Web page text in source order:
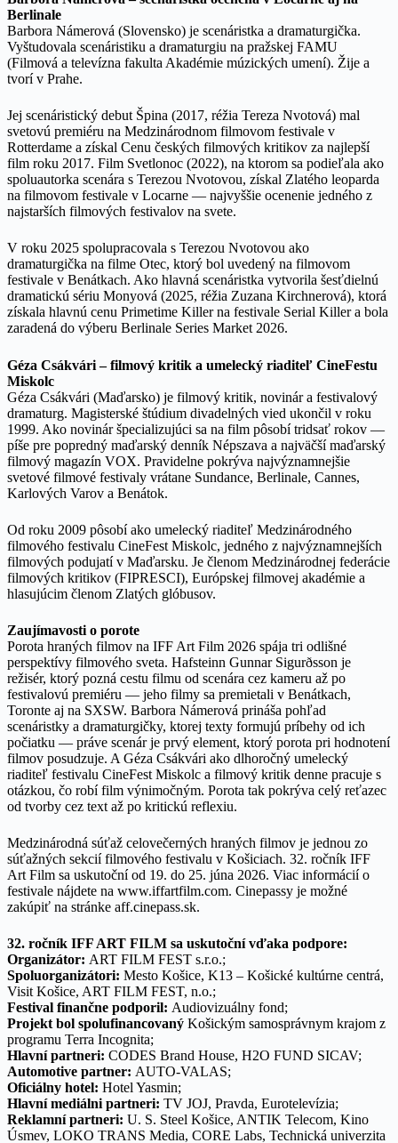
Berlinale
Barbora Námerová (Slovensko) je scenáristka a dramaturgička.
Vyštudovala scenáristiku a dramaturgiu na pražskej FAMU
(Filmová a televízna fakulta Akadémie múzických umení). Žije a
tvorí v Prahe.
Jej scenáristický debut Špina (2017, réžia Tereza Nvotová) mal
svetovú premiéru na Medzinárodnom filmovom festivale v
Rotterdame a získal Cenu českých filmových kritikov za najlepší
film roku 2017. Film Svetlonoc (2022), na ktorom sa podieľala ako
spoluautorka scenára s Terezou Nvotovou, získal Zlatého leoparda
na filmovom festivale v Locarne — najvyššie ocenenie jedného z
najstarších filmových festivalov na svete.
V roku 2025 spolupracovala s Terezou Nvotovou ako
dramaturgička na filme Otec, ktorý bol uvedený na filmovom
festivale v Benátkach. Ako hlavná scenáristka vytvorila šesťdielnú
dramatickú sériu Monyová (2025, réžia Zuzana Kirchnerová), ktorá
získala hlavnú cenu Primetime Killer na festivale Serial Killer a bola
zaradená do výberu Berlinale Series Market 2026.
Géza Csákvári – filmový kritik a umelecký riaditeľ CineFestu
Miskolc
Géza Csákvári (Maďarsko) je filmový kritik, novinár a festivalový
dramaturg. Magisterské štúdium divadelných vied ukončil v roku
1999. Ako novinár špecializujúci sa na film pôsobí tridsať rokov —
píše pre popredný maďarský denník Népszava a najväčší maďarský
filmový magazín VOX. Pravidelne pokrýva najvýznamnejšie
svetové filmové festivaly vrátane Sundance, Berlinale, Cannes,
Karlových Varov a Benátok.
Od roku 2009 pôsobí ako umelecký riaditeľ Medzinárodného
filmového festivalu CineFest Miskolc, jedného z najvýznamnejších
filmových podujatí v Maďarsku. Je členom Medzinárodnej federácie
filmových kritikov (FIPRESCI), Európskej filmovej akadémie a
hlasujúcim členom Zlatých glóbusov.
Zaujímavosti o porote
Porota hraných filmov na IFF Art Film 2026 spája tri odlišné
perspektívy filmového sveta. Hafsteinn Gunnar Sigurðsson je
režisér, ktorý pozná cestu filmu od scenára cez kameru až po
festivalovú premiéru — jeho filmy sa premietali v Benátkach,
Toronte aj na SXSW. Barbora Námerová prináša pohľad
scenáristky a dramaturgičky, ktorej texty formujú príbehy od ich
počiatku — práve scenár je prvý element, ktorý porota pri hodnotení
filmov posudzuje. A Géza Csákvári ako dlhoročný umelecký
riaditeľ festivalu CineFest Miskolc a filmový kritik denne pracuje s
otázkou, čo robí film výnimočným. Porota tak pokrýva celý reťazec
od tvorby cez text až po kritickú reflexiu.
Medzinárodná súťaž celovečerných hraných filmov je jednou zo
súťažných sekcií filmového festivalu v Košiciach. 32. ročník IFF
Art Film sa uskutoční od 19. do 25. júna 2026. Viac informácií o
festivale nájdete na www.iffartfilm.com. Cinepassy je možné
zakúpiť na stránke aff.cinepass.sk.
32. ročník IFF ART FILM sa uskutoční vďaka podpore:
Organizátor: ART FILM FEST s.r.o.;
Spoluorganizátori: Mesto Košice, K13 – Košické kultúrne centrá,
Visit Košice, ART FILM FEST, n.o.;
Festival finančne podporil: Audiovizuálny fond;
Projekt bol spolufinancovaný Košickým samosprávnym krajom z
programu Terra Incognita;
Hlavní partneri: CODES Brand House, H2O FUND SICAV;
Automotive partner: AUTO-VALAS;
Oficiálny hotel: Hotel Yasmin;
Hlavní mediálni partneri: TV JOJ, Pravda, Eurotelevízia;
Reklamní partneri: U. S. Steel Košice, ANTIK Telecom, Kino
Úsmev, LOKO TRANS Media, CORE Labs, Technická univerzita